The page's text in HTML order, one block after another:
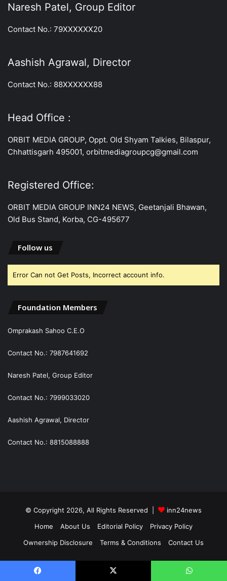
Naresh Patel, Group Editor
Contact No.: 79XXXXXX20
Aashish Agrawal, Director
Contact No.: 88XXXXXX88
Head Office :
ORBIT MEDIA GROUP, Oppt. Old Shyam Talkies, Bilaspur,
Chhattisgarh 495001, orbitmediagroupcg@gmail.com
Registered Office:
ORBIT MEDIA GROUP INN24 NEWS, Geetanjali Bhawan,
Old Bus Stand, Korba, CG-495677
Follow us
Error Can not Get Posts, Incorrect account info.
Foundation Members
Omprakash Sahoo C.E.O
Contact No.: 7987641692
Naresh Patel, Group Editor
Contact No.: 7999033020
Aashish Agrawal, Director
Contact No.: 8815088888
© Copyright 2026, All Rights Reserved |
inn24news
Home
About Us Editorial Policy
Privacy Policy
Ownership Disclosure
Terms & Conditions Contact Us